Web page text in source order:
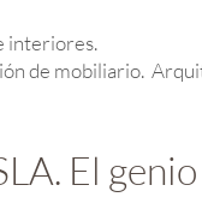
interiores.
de mobiliario.
El